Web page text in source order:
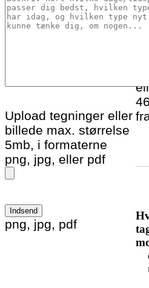
Upload tegninger eller
billede max. størrelse
5mb, i formaterne
png, jpg, eller pdf
Please leave this field
png, jpg, pdf